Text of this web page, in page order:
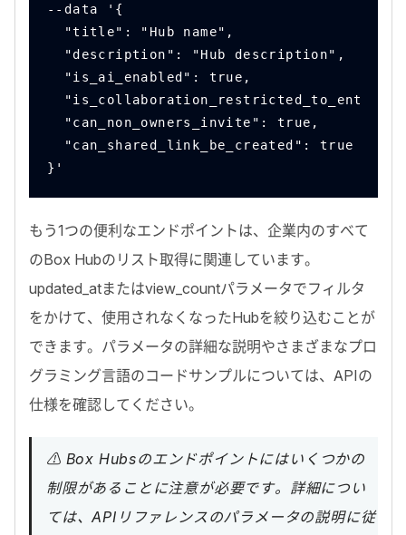
--data '{
  "title": "Hub name",
  "description": "Hub description",
  "is_ai_enabled": true,
  "can_non_owners_invite": true,
  "can_shared_link_be_created": true
}'
もう1つの便利なエンドポイントは、企業内のすべて
のBox Hubのリスト取得に関連しています。
updated_atまたはview_countパラメータでフィルタ
をかけて、使用されなくなったHubを絞り込むことが
できます。パラメータの詳細な説明やさまざまなプロ
グラミング言語のコードサンプルについては、 APIの
仕様を確認してください。
⚠️ Box Hubsのエンドポイントにはいくつかの
制限があることに注意が必要です。詳細につい
ては、APIリファレンスのパラメータの説明に従